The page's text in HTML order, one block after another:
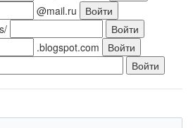
@mail.ru
.blogspot.com